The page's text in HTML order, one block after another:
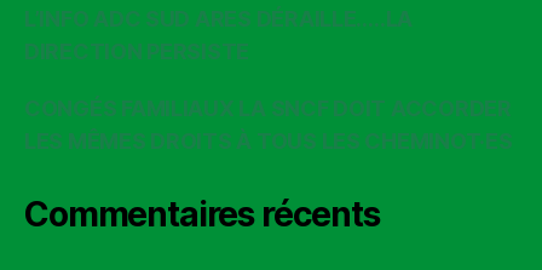
L’INFO ADC SUD ARES DÉRAILLE…..LA
DIRECTION PERSISTE
CONGÉS FAMILIAUX LA SNCF DOIT ACCORDER
LES MÊMES DROITS À TOUS LES CHEMINOT·ES
Commentaires récents